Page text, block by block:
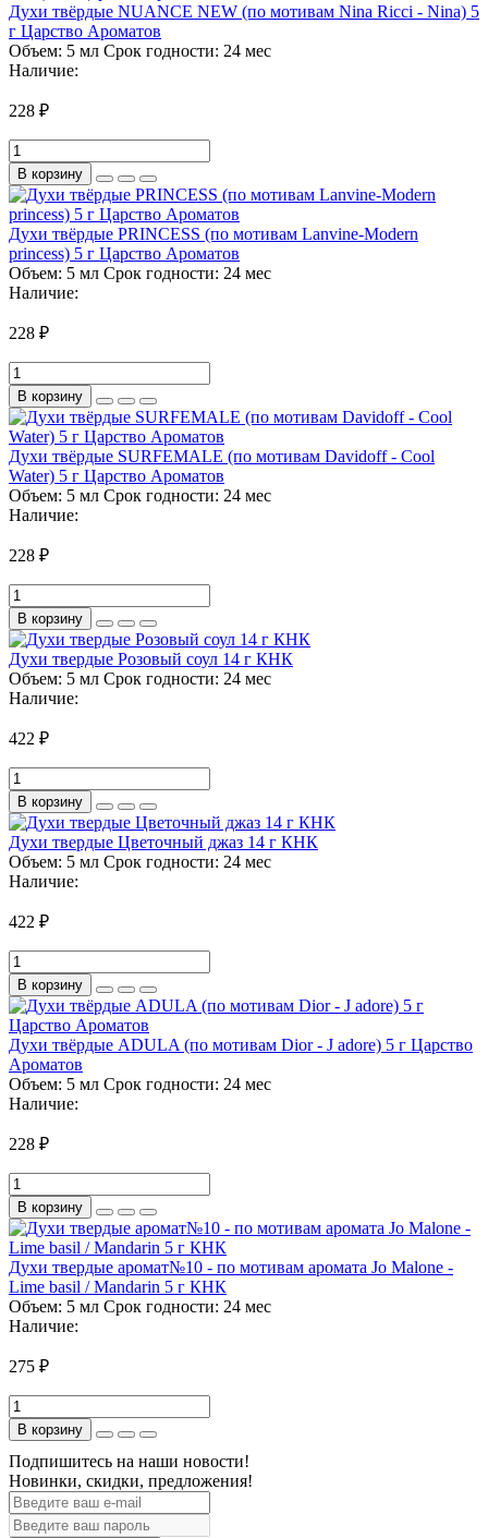
Духи твёрдые NUANCE NEW (по мотивам Nina Ricci - Nina) 5
г Царство Ароматов
Объем: 5 мл Срок годности: 24 мес
Наличие:
228 ₽
В корзину
Духи твёрдые PRINCESS (по мотивам Lanvine-Modern
princess) 5 г Царство Ароматов
Объем: 5 мл Срок годности: 24 мес
Наличие:
228 ₽
В корзину
Духи твёрдые SURFEMALE (по мотивам Davidoff - Cool
Water) 5 г Царство Ароматов
Объем: 5 мл Срок годности: 24 мес
Наличие:
228 ₽
В корзину
Духи твердые Розовый соул 14 г КНК
Объем: 5 мл Срок годности: 24 мес
Наличие:
422 ₽
В корзину
Духи твердые Цветочный джаз 14 г КНК
Объем: 5 мл Срок годности: 24 мес
Наличие:
422 ₽
В корзину
Духи твёрдые ADULA (по мотивам Dior - J adore) 5 г Царство
Ароматов
Объем: 5 мл Срок годности: 24 мес
Наличие:
228 ₽
В корзину
Духи твердые аромат№10 - по мотивам аромата Jo Malone -
Lime basil / Mandarin 5 г КНК
Объем: 5 мл Срок годности: 24 мес
Наличие:
275 ₽
В корзину
Подпишитесь на наши новости!
Новинки, скидки, предложения!